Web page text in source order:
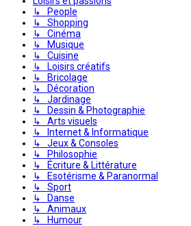
↳ People
↳ Shopping
↳ Cinéma
↳ Musique
↳ Cuisine
↳ Loisirs créatifs
↳ Bricolage
↳ Décoration
↳ Jardinage
↳ Dessin & Photographie
↳ Arts visuels
↳ Internet & Informatique
↳ Jeux & Consoles
↳ Philosophie
↳ Écriture & Littérature
↳ Esotérisme & Paranormal
↳ Sport
↳ Danse
↳ Animaux
↳ Humour